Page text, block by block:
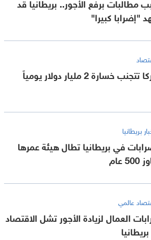
"إضرابا كبيرا"
خسارة 2 مليار دولار يومياً
بريطانيا
في بريطانيا تطال هيئة عمرها
عام
عالمي
العمال لزيادة الأجور تشل الاقتصاد